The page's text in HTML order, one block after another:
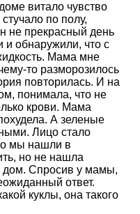
витало чувство
по полу,
не прекрасный день
обнаружили, что с
Мама мне
то разморозилось
повторилась. И на
понимала, что не
крови. Мама
А зеленые
Лицо стало
мы нашли в
но не нашла
дом. Спросив у мамы,
ответ.
куклы, она такого